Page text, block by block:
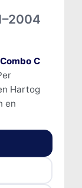
C
Hartog
en